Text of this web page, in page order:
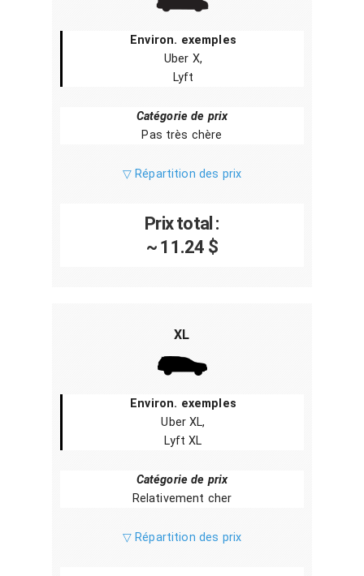
Environ. exemples
Uber X,
Lyft
Catégorie de prix
Pas très chère
▽ Répartition des prix
Prix total :
~ 11.24 $
XL
Environ. exemples
Uber XL,
Lyft XL
Catégorie de prix
Relativement cher
▽ Répartition des prix